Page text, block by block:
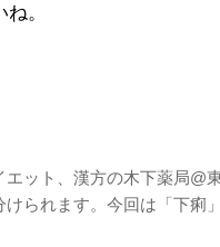
。
エット、漢方の木下薬局@
けられます。今回は「下